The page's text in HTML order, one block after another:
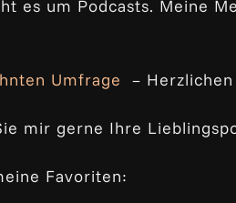
es um Podcasts. Meine
Umfrage – Herzlichen
mir gerne Ihre
Favoriten: